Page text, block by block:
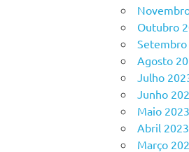
Outubro
Setembro
Agosto
Julho
Junho
Maio 2023
Abril 2023
Março